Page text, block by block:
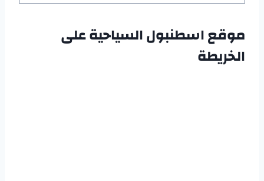
موقع اسطنبول السياحية على
الخريطة